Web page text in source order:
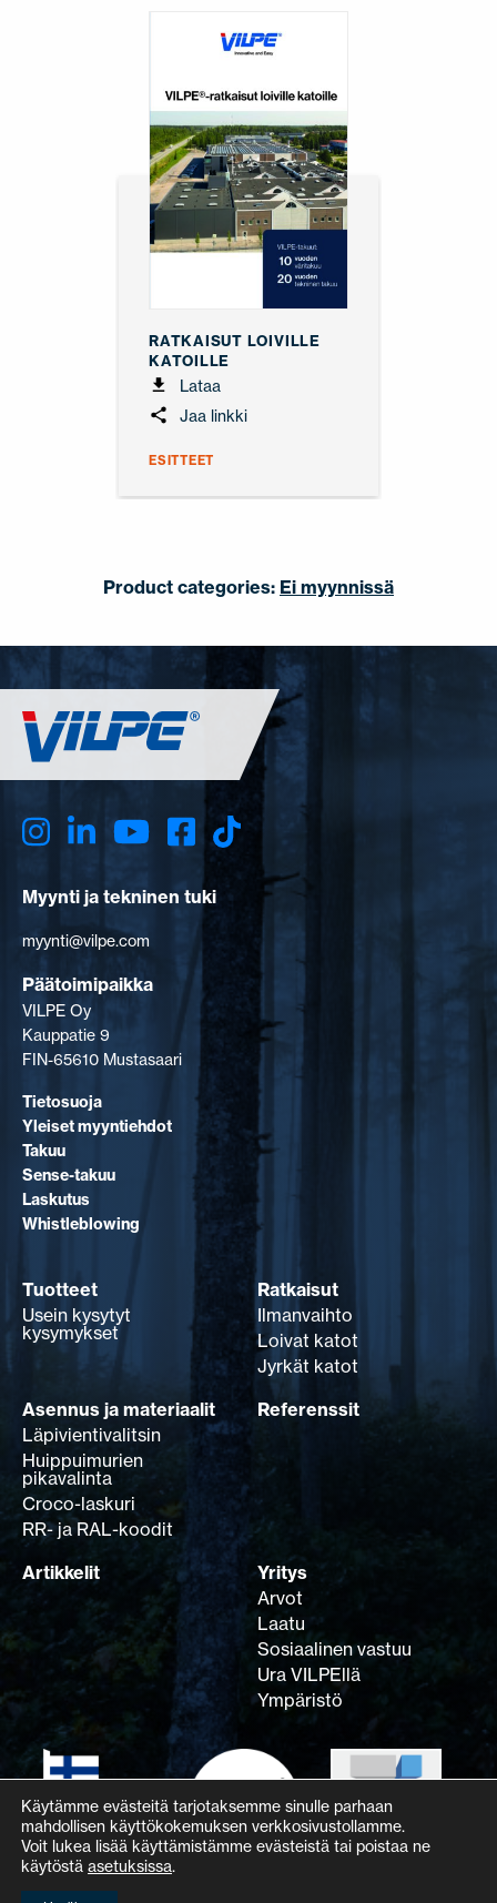
RATKAISUT LOIVILLE
KATOILLE
Lataa
Jaa linkki
ESITTEET
Product categories: Ei myynnissä
Myynti ja tekninen tuki
myynti@vilpe.com
Päätoimipaikka
VILPE Oy
Kauppatie 9
FIN-65610 Mustasaari
Tietosuoja
Yleiset myyntiehdot
Takuu
Sense-takuu
Laskutus
Whistleblowing
Tuotteet
Usein kysytyt
kysymykset
Ratkaisut
Ilmanvaihto
Loivat katot
Jyrkät katot
Asennus ja materiaalit
Läpivientivalitsin
Huippuimurien
pikavalinta
Croco-laskuri
RR- ja RAL-koodit
Referenssit
Artikkelit
Yritys
Arvot
Laatu
Sosiaalinen vastuu
Ura VILPEllä
Ympäristö
Käytämme evästeitä tarjotaksemme sinulle parhaan
mahdollisen käyttökokemuksen verkkosivustollamme.
Voit lukea lisää käyttämistämme evästeistä tai poistaa ne
käytöstä asetuksissa.